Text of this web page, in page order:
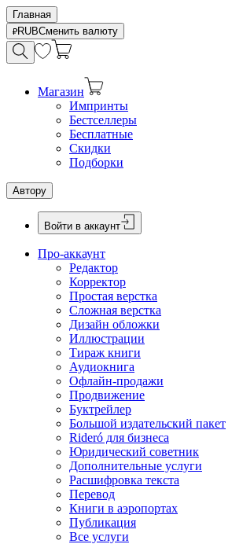
Главная
RUBСменить валюту
Магазин
Импринты
Бестселлеры
Бесплатные
Скидки
Подборки
Автору
Войти в аккаунт
Про-аккаунт
Редактор
Корректор
Простая верстка
Сложная верстка
Дизайн обложки
Иллюстрации
Тираж книги
Аудиокнига
Офлайн-продажи
Продвижение
Буктрейлер
Большой издательский пакет
Rideró для бизнеса
Юридический советник
Дополнительные услуги
Расшифровка текста
Перевод
Книги в аэропортах
Публикация
Все услуги